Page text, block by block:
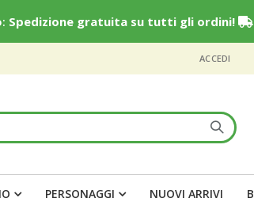
Spedizione gratuita su tutti gli ordini!
ACCEDI
PERSONAGGI NUOVI ARRIVI